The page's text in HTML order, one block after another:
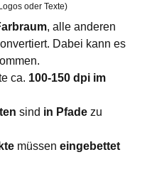
oder Texte)
, alle anderen
Dabei kann es
ca. 100-150 dpi im
sind in Pfade zu
müssen eingebettet